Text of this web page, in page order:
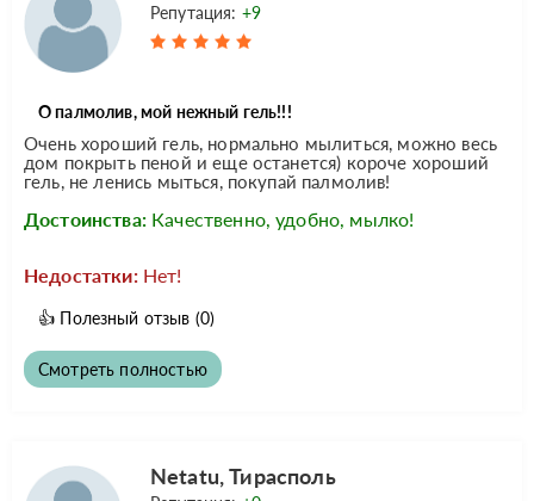
Репутация: +9
О палмолив, мой нежный гель!!!
Очень хороший гель, нормально мылиться, можно весь
дом покрыть пеной и еще останется) короче хороший
гель, не ленись мыться, покупай палмолив!
Достоинства: Качественно, удобно, мылко!
Недостатки: Нет!
👍 Полезный отзыв (0)
Смотреть полностью
Netatu, Тирасполь